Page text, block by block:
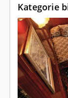
Kategorie